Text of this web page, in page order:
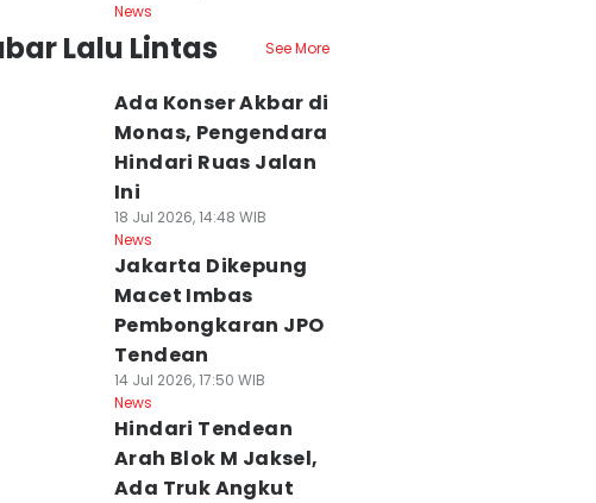
News
Lalu Lintas See More
Ada Konser Akbar di
Monas, Pengendara
Hindari Ruas Jalan
Ini
18 Jul 2026, 14:48 WIB
News
Jakarta Dikepung
Macet Imbas
Pembongkaran JPO
Tendean
14 Jul 2026, 17:50 WIB
News
Hindari Tendean
Arah Blok M Jaksel,
Ada Truk Angkut